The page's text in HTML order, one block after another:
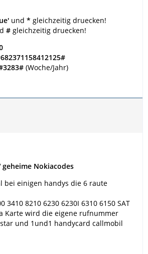
und * gleichzeitig druecken!
# gleichzeitig druecken!
(Woche/Jahr)
geheime Nokiacodes
bei einigen handys die 6 raute
3410 8210 6230 6230I 6310 6150 SAT
Karte wird die eigene rufnummer
und 1und1 handycard callmobil